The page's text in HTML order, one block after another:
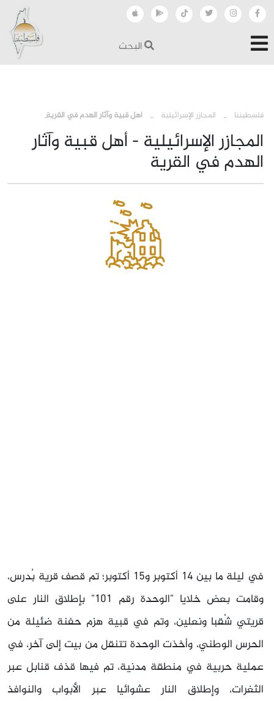
البحث
فلسطيننا › المجازر الإسرائيلية أهل قبية وآثار الهدم في القرية
المجازر الإسرائيلية - أهل قبية وآثار
الهدم في القرية
في ليلة ما بين 14 أكتوبر و15 أكتوبر؛ تم قصف قرية بُدرس،
وقامت بعض خلايا "الوحدة رقم 101" بإطلاق النار على
قريتي شُقبا ونعلين، وتم في قبية هزم حفنة ضئيلة من
الحرس الوطني، وأخذت الوحدة تتنقل من بيت إلى آخر، في
عملية حربية في منطقة مدنية، تم فيها قذف قنابل عبر
الثغرات، وإطلاق النار عشوائيا عبر الأبواب والنوافذ